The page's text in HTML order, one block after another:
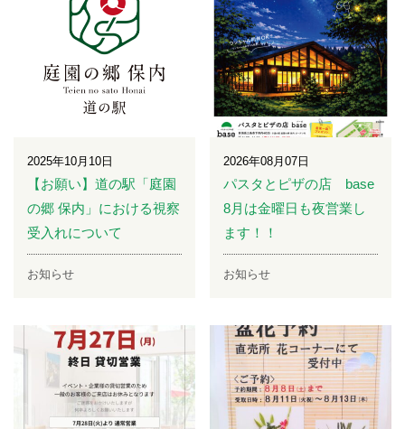
2025年10月10日
【お願い】道の駅「庭園
の郷 保内」における視察
受入れについて
お知らせ
2026年08月07日
パスタとピザの店 base
8月は金曜日も夜営業し
ます！！
お知らせ